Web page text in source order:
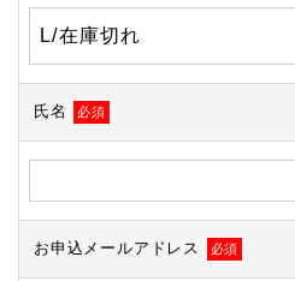
氏名 必須
お申込メールアドレス 必須